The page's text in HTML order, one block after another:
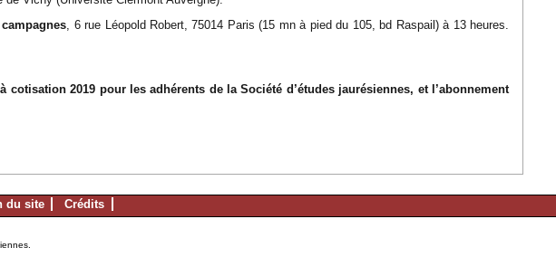
, 6 rue Léopold Robert, 75014 Paris (15 mn à pied du 105, bd Raspail) à 13 heures.
2019 pour les adhérents de la Société d’études jaurésiennes, et l’abonnement
du site Crédits